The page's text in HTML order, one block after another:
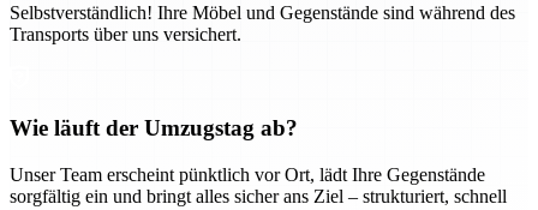
Selbstverständlich! Ihre Möbel und Gegenstände sind während des
Transports über uns versichert.
Wie läuft der Umzugstag ab?
Unser Team erscheint pünktlich vor Ort, lädt Ihre Gegenstände
sorgfältig ein und bringt alles sicher ans Ziel – strukturiert, schnell